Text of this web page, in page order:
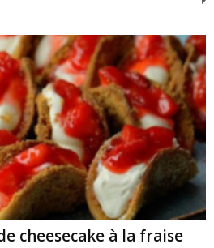
cheesecake à la fraise